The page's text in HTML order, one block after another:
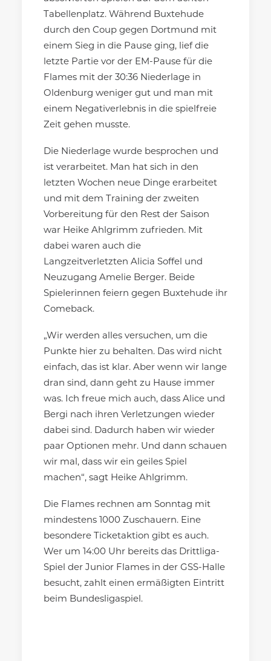
Tabellenplatz. Während Buxtehude
durch den Coup gegen Dortmund mit
einem Sieg in die Pause ging, lief die
letzte Partie vor der EM-Pause für die
Flames mit der 30:36 Niederlage in
Oldenburg weniger gut und man mit
einem Negativerlebnis in die spielfreie
Zeit gehen musste.
Die Niederlage wurde besprochen und
ist verarbeitet. Man hat sich in den
letzten Wochen neue Dinge erarbeitet
und mit dem Training der zweiten
Vorbereitung für den Rest der Saison
war Heike Ahlgrimm zufrieden. Mit
dabei waren auch die
Langzeitverletzten Alicia Soffel und
Neuzugang Amelie Berger. Beide
Spielerinnen feiern gegen Buxtehude ihr
Comeback.
„Wir werden alles versuchen, um die
Punkte hier zu behalten. Das wird nicht
einfach, das ist klar. Aber wenn wir lange
dran sind, dann geht zu Hause immer
was. Ich freue mich auch, dass Alice und
Bergi nach ihren Verletzungen wieder
dabei sind. Dadurch haben wir wieder
paar Optionen mehr. Und dann schauen
wir mal, dass wir ein geiles Spiel
machen“, sagt Heike Ahlgrimm.
Die Flames rechnen am Sonntag mit
mindestens 1000 Zuschauern. Eine
besondere Ticketaktion gibt es auch.
Wer um 14:00 Uhr bereits das Drittliga-
Spiel der Junior Flames in der GSS-Halle
besucht, zahlt einen ermäßigten Eintritt
beim Bundesligaspiel.